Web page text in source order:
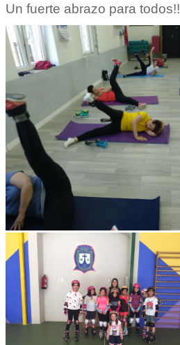
Un fuerte abrazo para todos!!